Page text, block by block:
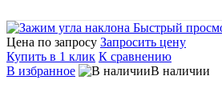
Быстрый
Цена по запросу Запросить цену
Купить в 1 клик К сравнению
В избранное
В наличии